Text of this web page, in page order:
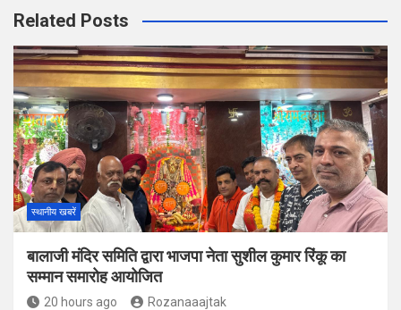
Related Posts
स्थानीय खबरें
बालाजी मंदिर समिति द्वारा भाजपा नेता सुशील कुमार रिंकू का
सम्मान समारोह आयोजित
20 hours ago Rozanaaajtak